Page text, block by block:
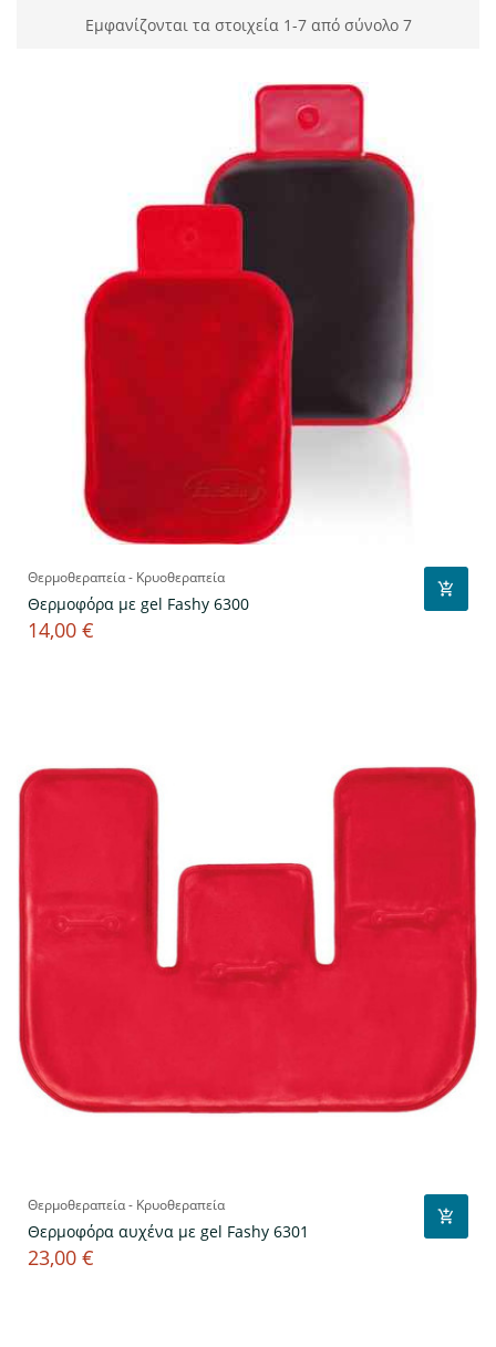
Εμφανίζονται τα στοιχεία 1-7 από σύνολο 7
Θερμοθεραπεία - Κρυοθεραπεία
Θερμοφόρα με gel Fashy 6300
Τιμή
14,00 €
Θερμοθεραπεία - Κρυοθεραπεία
Θερμοφόρα αυχένα με gel Fashy 6301
Τιμή
23,00 €